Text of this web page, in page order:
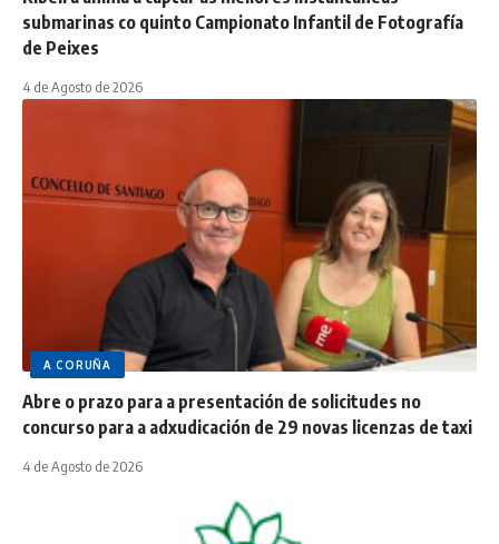
submarinas co quinto Campionato Infantil de Fotografía
de Peixes
4 de Agosto de 2026
A CORUÑA
Abre o prazo para a presentación de solicitudes no
concurso para a adxudicación de 29 novas licenzas de taxi
4 de Agosto de 2026